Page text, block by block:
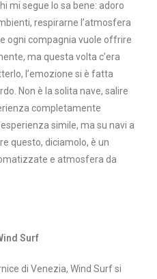
mi segue lo sa bene: adoro
respirarne l’atmosfera
ogni compagnia vuole offrire
ma questa volta c’era
l’emozione si è fatta
Non è la solita nave, salire
completamente
simile, ma su navi a
questo, diciamolo, è un
e atmosfera da
Surf
di Venezia, Wind Surf si